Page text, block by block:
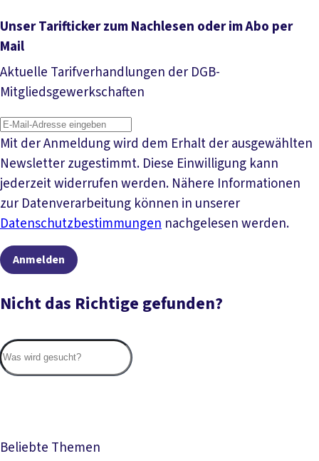
Unser Tarifticker zum Nachlesen oder im Abo per
Mail
Aktuelle Tarifverhandlungen der DGB-
Mitgliedsgewerkschaften
Mit der Anmeldung wird dem Erhalt der ausgewählten
Newsletter zugestimmt. Diese Einwilligung kann
jederzeit widerrufen werden. Nähere Informationen
zur Datenverarbeitung können in unserer
Datenschutzbestimmungen nachgelesen werden.
Anmelden
Nicht das Richtige gefunden?
Beliebte Themen